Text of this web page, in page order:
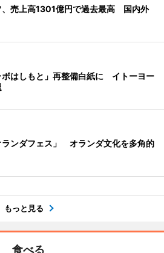
、売上高1301億円で過去最高 国内外
ボはしもと」再整備白紙に イトーヨー
ランダフェス」 オランダ文化を多角的
もっと見る
食べる